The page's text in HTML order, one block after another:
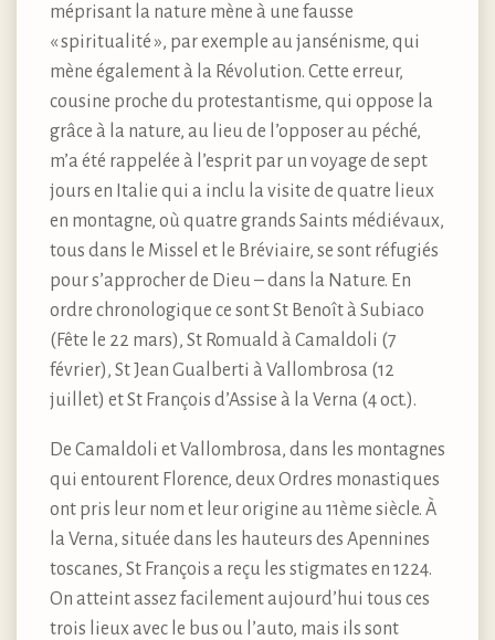
méprisant la nature mène à une fausse
« spiritualité », par exemple au jansénisme, qui
mène également à la Révolution. Cette erreur,
cousine proche du protestantisme, qui oppose la
grâce à la nature, au lieu de l’opposer au péché,
m’a été rappelée à l’esprit par un voyage de sept
jours en Italie qui a inclu la visite de quatre lieux
en montagne, où quatre grands Saints médiévaux,
tous dans le Missel et le Bréviaire, se sont réfugiés
pour s’approcher de Dieu – dans la Nature. En
ordre chronologique ce sont St Benoît à Subiaco
(Fête le 22 mars), St Romuald à Camaldoli (7
février), St Jean Gualberti à Vallombrosa (12
juillet) et St François d’Assise à la Verna (4 oct.).
De Camaldoli et Vallombrosa, dans les montagnes
qui entourent Florence, deux Ordres monastiques
ont pris leur nom et leur origine au 11ème siècle. À
la Verna, située dans les hauteurs des Apennines
toscanes, St François a reçu les stigmates en 1224.
On atteint assez facilement aujourd’hui tous ces
trois lieux avec le bus ou l’auto, mais ils sont